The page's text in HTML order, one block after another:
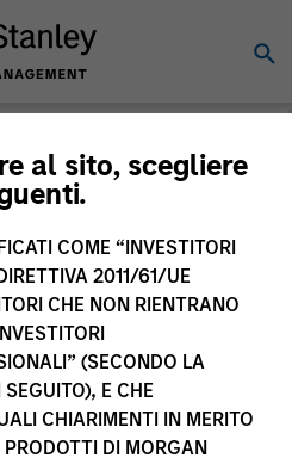
al sito, scegliere
COME “INVESTITORI
2011/61/UE
CHE NON RIENTRANO
(SECONDO LA
E CHE
CHIARIMENTI IN MERITO
DI MORGAN
ha carattere promozionale.